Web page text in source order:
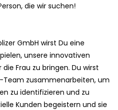
die wir suchen!
GmbH wirst Du eine
unsere innovativen
Frau zu bringen. Du wirst
zusammenarbeiten, um
zu identifizieren und zu
Kunden begeistern und sie